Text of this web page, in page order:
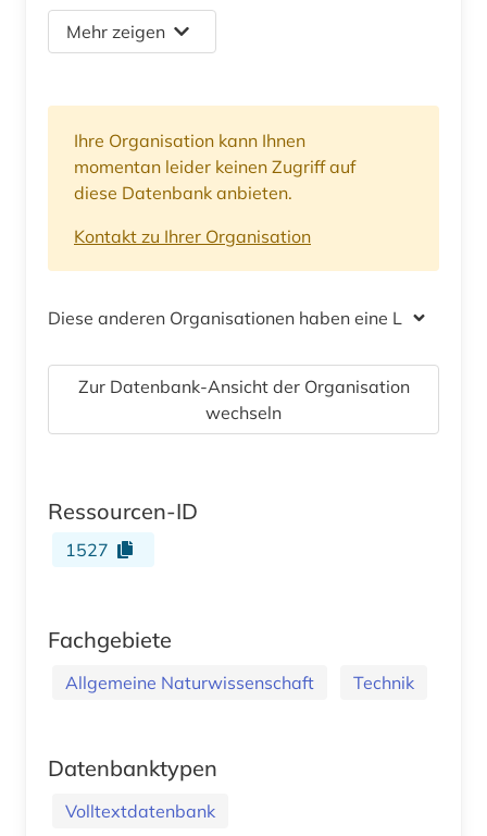
Mehr zeigen
Ihre Organisation kann Ihnen
momentan leider keinen Zugriff auf
diese Datenbank anbieten.
Kontakt zu Ihrer Organisation
Diese anderen Organisationen haben eine Lizenz
Zur Datenbank-Ansicht der Organisation
wechseln
Ressourcen-ID
1527
Fachgebiete
Allgemeine Naturwissenschaft Technik
Datenbanktypen
Volltextdatenbank